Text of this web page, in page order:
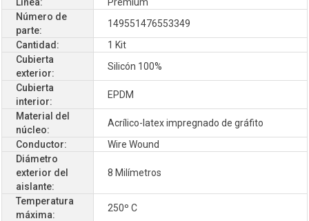
Número de
parte:
149551476553349
Cantidad:
1 Kit
Cubierta
exterior:
Silicón 100%
Cubierta
interior:
EPDM
Material del
núcleo:
Acrílico-latex impregnado de gráfito
Conductor:
Wire Wound
Diámetro
exterior del
aislante:
8 Milímetros
Temperatura
máxima:
250º C